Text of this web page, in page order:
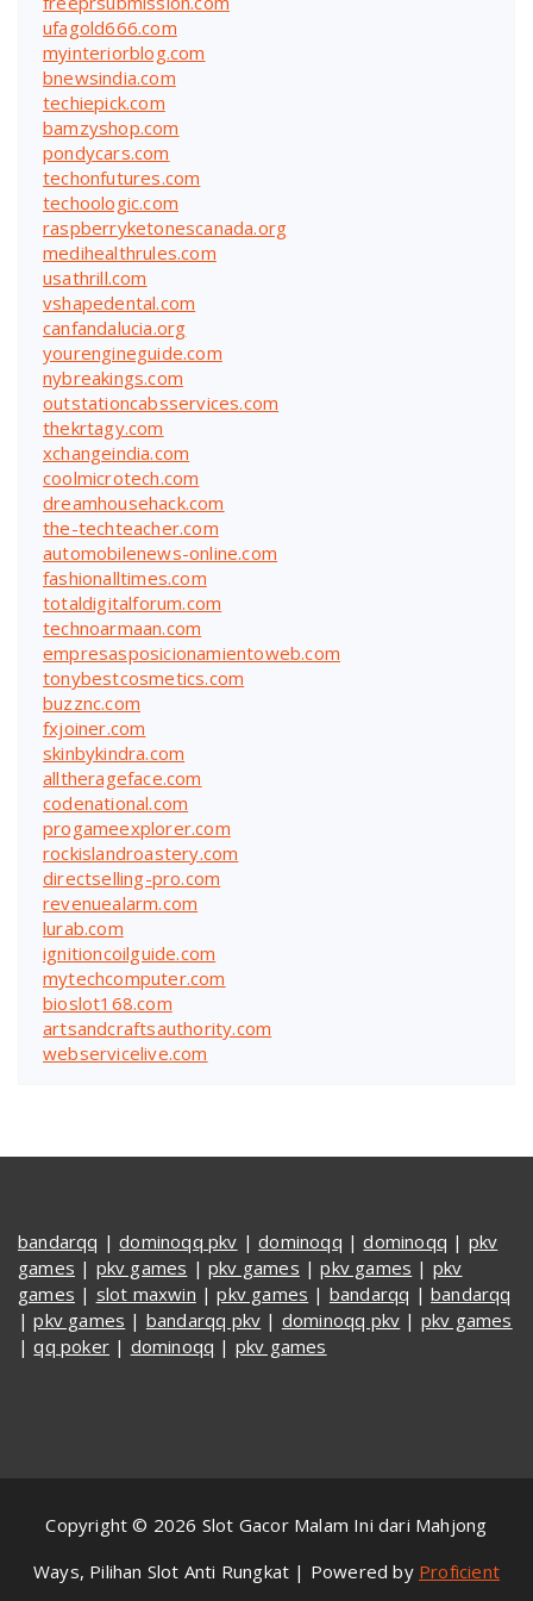
ufagold666.com
myinteriorblog.com
bnewsindia.com
techiepick.com
bamzyshop.com
pondycars.com
techonfutures.com
techoologic.com
raspberryketonescanada.org
medihealthrules.com
usathrill.com
vshapedental.com
canfandalucia.org
yourengineguide.com
nybreakings.com
outstationcabsservices.com
thekrtagy.com
xchangeindia.com
coolmicrotech.com
dreamhousehack.com
the-techteacher.com
automobilenews-online.com
fashionalltimes.com
totaldigitalforum.com
technoarmaan.com
empresasposicionamientoweb.com
tonybestcosmetics.com
buzznc.com
fxjoiner.com
skinbykindra.com
alltherageface.com
codenational.com
progameexplorer.com
rockislandroastery.com
directselling-pro.com
revenuealarm.com
lurab.com
ignitioncoilguide.com
mytechcomputer.com
bioslot168.com
artsandcraftsauthority.com
webservicelive.com
bandarqq |dominoqq pkv |dominoqq |dominoqq | pkv
games | pkv games |pkv games |pkv games | pkv
games | slot maxwin |pkv games | bandarqq |bandarqq
|pkv games | bandarqq pkv | dominoqq pkv | pkv games
|qq poker | dominoqq | pkv games
Copyright © 2026 Slot Gacor Malam Ini dari Mahjong
Ways, Pilihan Slot Anti Rungkat | Powered by Proficient